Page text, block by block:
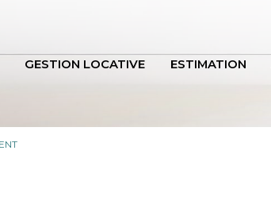
GESTION LOCATIVE ESTIMATION